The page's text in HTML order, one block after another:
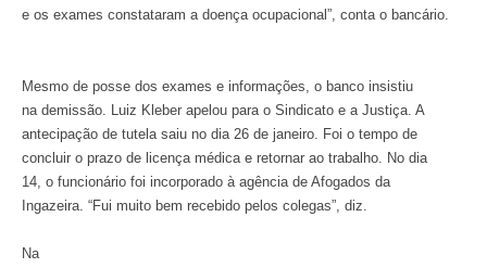
e os exames constataram a doença ocupacional”, conta o bancário.
Mesmo de posse dos exames e informações, o banco insistiu
na demissão. Luiz Kleber apelou para o Sindicato e a Justiça. A
antecipação de tutela saiu no dia 26 de janeiro. Foi o tempo de
concluir o prazo de licença médica e retornar ao trabalho. No dia
14, o funcionário foi incorporado à agência de Afogados da
Ingazeira. “Fui muito bem recebido pelos colegas”, diz.
Na